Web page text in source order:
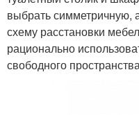
спальня
Освещения для
выбрать симметричную,
схему расстановки
рационально
свободного